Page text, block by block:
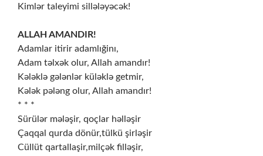
Kimlər taleyimi sillələyəcək!
ALLAH AMANDIR!
Adamlar itirir adamlığinı,
Adam təlxək olur, Allah amandır!
Kələklə gələnlər küləklə getmir,
Kələk pələng olur, Allah amandır!
* * *
Sürülər mələşir, qoçlar həlləşir
Çaqqal qurda dönür,tülkü şirləşir
Cüllüt qartallaşir,milçək filləşir,